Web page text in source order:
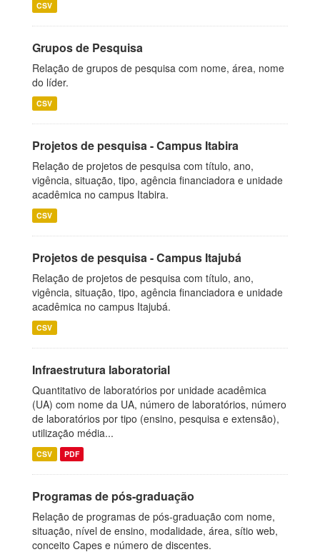
CSV
Grupos de Pesquisa
Relação de grupos de pesquisa com nome, área, nome
do líder.
CSV
Projetos de pesquisa - Campus Itabira
Relação de projetos de pesquisa com título, ano,
vigência, situação, tipo, agência financiadora e unidade
acadêmica no campus Itabira.
CSV
Projetos de pesquisa - Campus Itajubá
Relação de projetos de pesquisa com título, ano,
vigência, situação, tipo, agência financiadora e unidade
acadêmica no campus Itajubá.
CSV
Infraestrutura laboratorial
Quantitativo de laboratórios por unidade acadêmica
(UA) com nome da UA, número de laboratórios, número
de laboratórios por tipo (ensino, pesquisa e extensão),
utilização média...
CSV PDF
Programas de pós-graduação
Relação de programas de pós-graduação com nome,
situação, nível de ensino, modalidade, área, sítio web,
conceito Capes e número de discentes.